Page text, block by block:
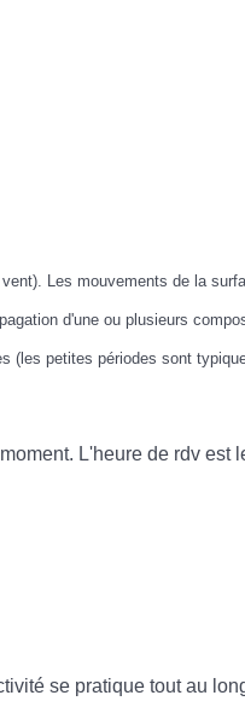
Les mouvements de la
d'une ou plusieurs
(les petites périodes sont
L'heure de rdv est
se pratique tout au